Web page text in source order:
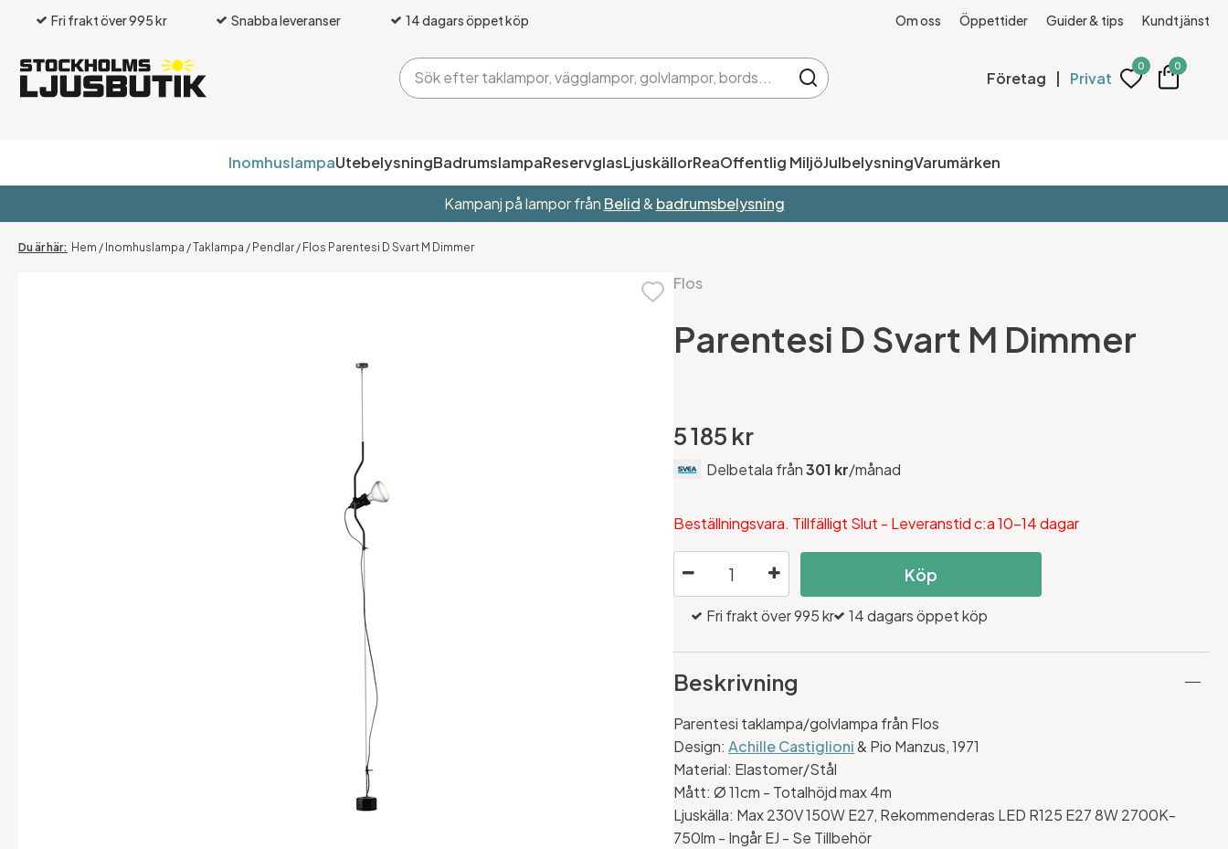
Fri frakt över 995 kr Snabba leveranser 14 dagars öppet köp Om oss Öppettider Guider & tips Kundtjänst
Företag | Privat
0 0
InomhuslampaUtebelysningBadrumslampaReservglasLjuskällorReaOffentlig MiljöJulbelysningVarumärken
Kampanj på lampor från Belid& badrumsbelysning
Hem / Inomhuslampa /Taklampa / Pendlar / Flos Parentesi D Svart M Dimmer
Flos
Parentesi D Svart M Dimmer
5 185 kr
Delbetala från301 kr/månad
Beställningsvara. Tillfälligt Slut - Leveranstid c:a 10-14 dagar
Köp
Fri frakt över 995 kr 14 dagars öppet köp
Beskrivning
Parentesi taklampa/golvlampa från Flos
Design:Achille Castiglioni& Pio Manzus, 1971
Material: Elastomer/Stål
Mått: Ø 11cm - Totalhöjd max 4m
Ljuskälla: Max 230V 150W E27, Rekommenderas LED R125 E27 8W 2700K-
750lm - Ingår EJ - Se Tillbehör